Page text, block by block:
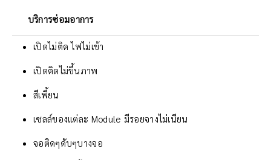
บริการซ่อมอาการ
เปิดไม่ติด ไฟไม่เข้า
เปิดติดไม่ขึ้นภาพ
สีเพี้ยน
เซลล์ของแต่ละ Module มีรอยจางไม่เนียน
จอติดๆดับๆบางจอ